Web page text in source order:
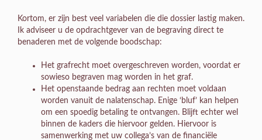
Kortom, er zijn best veel variabelen die die dossier lastig maken.
Ik adviseer u de opdrachtgever van de begraving direct te
benaderen met de volgende boodschap:
Het grafrecht moet overgeschreven worden, voordat er
sowieso begraven mag worden in het graf.
Het openstaande bedrag aan rechten moet voldaan
worden vanuit de nalatenschap. Enige ‘bluf’ kan helpen
om een spoedig betaling te ontvangen. Blijft echter wel
binnen de kaders die hiervoor gelden. Hiervoor is
samenwerking met uw collega’s van de financiële